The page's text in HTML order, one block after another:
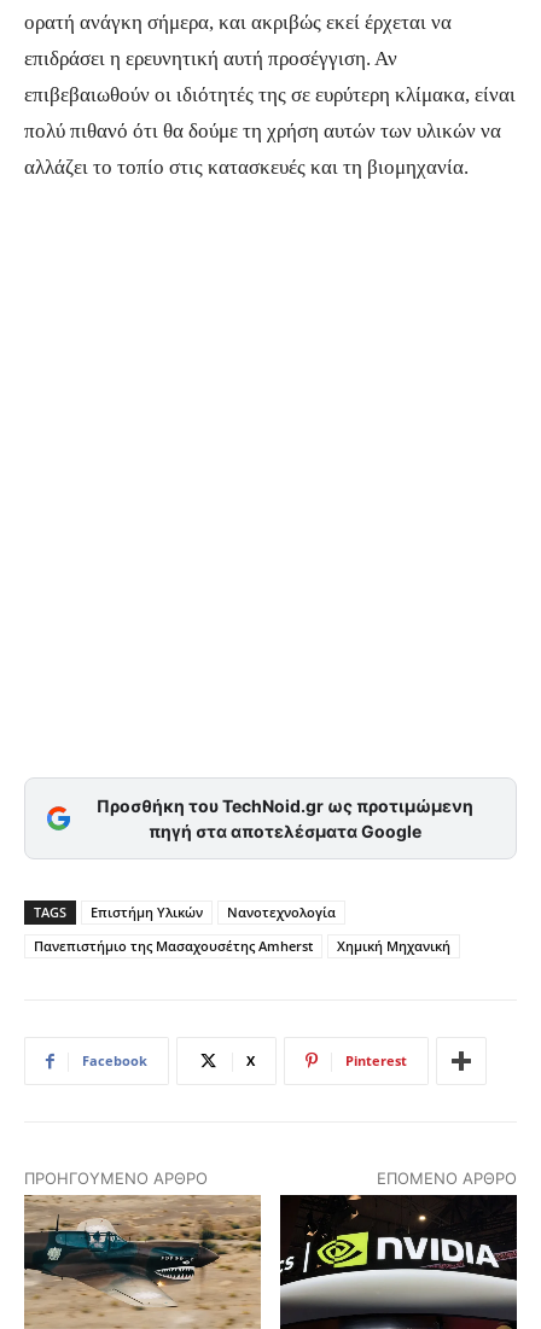
ορατή ανάγκη σήμερα, και ακριβώς εκεί έρχεται να
επιδράσει η ερευνητική αυτή προσέγγιση. Αν
επιβεβαιωθούν οι ιδιότητές της σε ευρύτερη κλίμακα, είναι
πολύ πιθανό ότι θα δούμε τη χρήση αυτών των υλικών να
αλλάζει το τοπίο στις κατασκευές και τη βιομηχανία.
Προσθήκη του TechNoid.gr ως προτιμώμενη
πηγή στα αποτελέσματα Google
TAGS Επιστήμη Υλικών
Νανοτεχνολογία
Πανεπιστήμιο της Μασαχουσέτης Amherst
Χημική Μηχανική
Facebook X Pinterest
ΠΡΟΗΓΟΎΜΕΝΟ ΆΡΘΡΟ ΕΠΌΜΕΝΟ ΆΡΘΡΟ